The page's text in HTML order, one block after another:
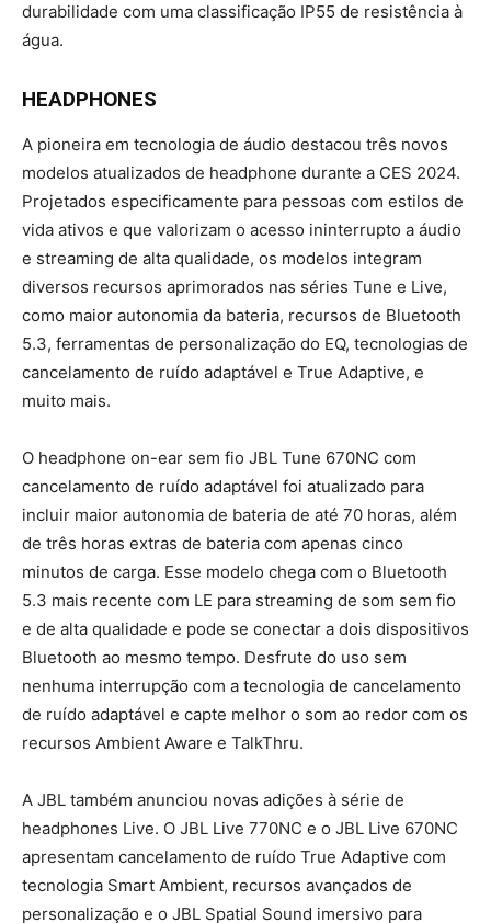
durabilidade com uma classificação IP55 de resistência à
água.
HEADPHONES
A pioneira em tecnologia de áudio destacou três novos
modelos atualizados de headphone durante a CES 2024.
Projetados especificamente para pessoas com estilos de
vida ativos e que valorizam o acesso ininterrupto a áudio
e streaming de alta qualidade, os modelos integram
diversos recursos aprimorados nas séries Tune e Live,
como maior autonomia da bateria, recursos de Bluetooth
5.3, ferramentas de personalização do EQ, tecnologias de
cancelamento de ruído adaptável e True Adaptive, e
muito mais.
O headphone on-ear sem fio JBL Tune 670NC com
cancelamento de ruído adaptável foi atualizado para
incluir maior autonomia de bateria de até 70 horas, além
de três horas extras de bateria com apenas cinco
minutos de carga. Esse modelo chega com o Bluetooth
5.3 mais recente com LE para streaming de som sem fio
e de alta qualidade e pode se conectar a dois dispositivos
Bluetooth ao mesmo tempo. Desfrute do uso sem
nenhuma interrupção com a tecnologia de cancelamento
de ruído adaptável e capte melhor o som ao redor com os
recursos Ambient Aware e TalkThru.
A JBL também anunciou novas adições à série de
headphones Live. O JBL Live 770NC e o JBL Live 670NC
apresentam cancelamento de ruído True Adaptive com
tecnologia Smart Ambient, recursos avançados de
personalização e o JBL Spatial Sound imersivo para